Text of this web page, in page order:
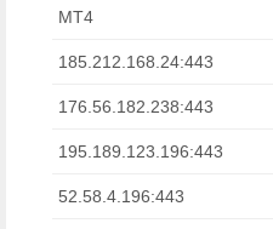
MT4
185.212.168.24:443
176.56.182.238:443
195.189.123.196:443
52.58.4.196:443